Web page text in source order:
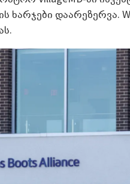
დაარეზერვა.